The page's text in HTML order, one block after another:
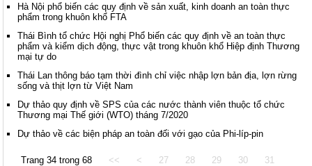
Hà Nội phổ biến các quy định về sản xuất, kinh doanh an toàn thực
phẩm trong khuôn khổ FTA
Thái Bình tổ chức Hội nghị Phổ biến các quy định về an toàn thực
phẩm và kiểm dịch động, thực vật trong khuôn khổ Hiệp định Thương
mại tự do
Thái Lan thông báo tạm thời đình chỉ việc nhập lợn bản địa, lợn rừng
sống và thịt lợn từ Việt Nam
Dự thảo quy định về SPS của các nước thành viên thuộc tổ chức
Thương mại Thế giới (WTO) tháng 7/2020
Dự thảo về các biện pháp an toàn đối với gạo của Phi-líp-pin
Trang 34 trong 68 << < 27 28 29 30 31